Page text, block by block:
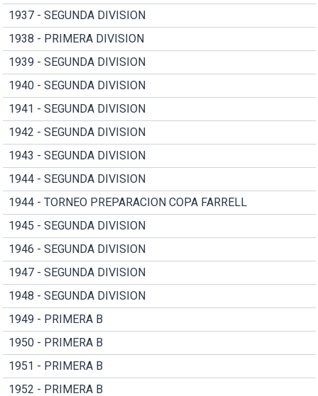
1937 - SEGUNDA DIVISION
1938 - PRIMERA DIVISION
1939 - SEGUNDA DIVISION
1940 - SEGUNDA DIVISION
1941 - SEGUNDA DIVISION
1942 - SEGUNDA DIVISION
1943 - SEGUNDA DIVISION
1944 - SEGUNDA DIVISION
1944 - TORNEO PREPARACION COPA FARRELL
1945 - SEGUNDA DIVISION
1946 - SEGUNDA DIVISION
1947 - SEGUNDA DIVISION
1948 - SEGUNDA DIVISION
1949 - PRIMERA B
1950 - PRIMERA B
1951 - PRIMERA B
1952 - PRIMERA B